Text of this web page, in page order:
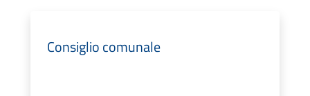
Consiglio comunale